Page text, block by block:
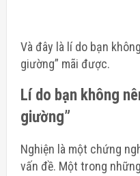
Và đây là lí do bạn
giường” mãi được.
Lí do bạn không
giường”
Nghiện là một chứng
vấn đề. Một trong